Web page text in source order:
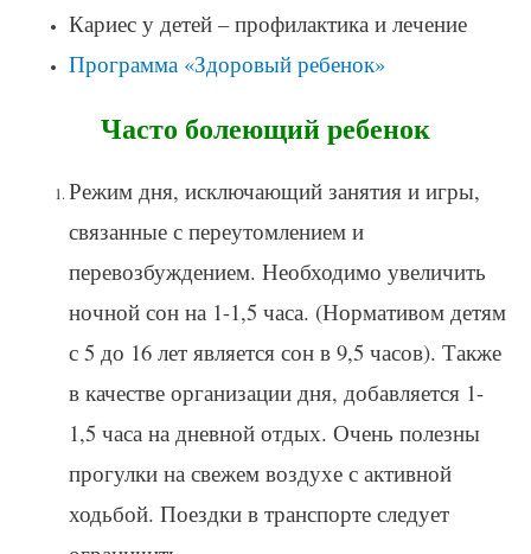
Кариес у детей – профилактика и лечение
Программа «Здоровый ребенок»
Часто болеющий ребенок
Режим дня, исключающий занятия и игры,
связанные с переутомлением и
перевозбуждением. Необходимо увеличить
ночной сон на 1-1,5 часа. (Нормативом детям
с 5 до 16 лет является сон в 9,5 часов). Также
в качестве организации дня, добавляется 1-
1,5 часа на дневной отдых. Очень полезны
прогулки на свежем воздухе с активной
ходьбой. Поездки в транспорте следует